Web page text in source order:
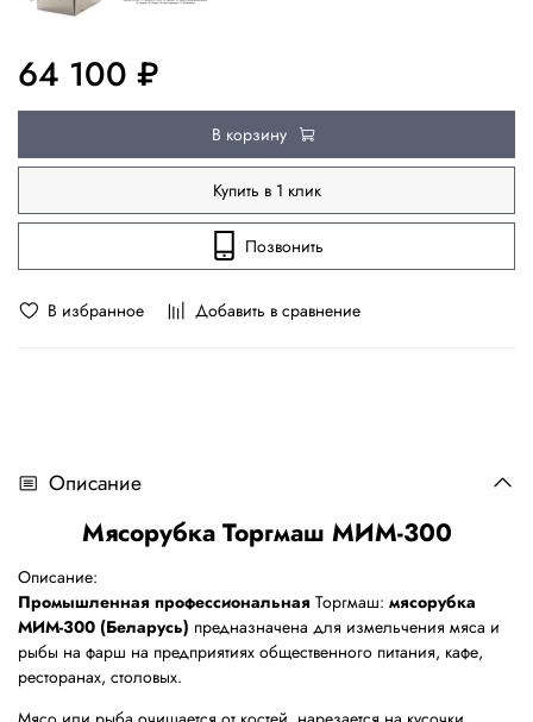
В избранное Добавить в сравнение
64 100 ₽
В корзину
Купить в 1 клик
Позвонить
Описание
Мясорубка Торгмаш МИМ-300
Описание:
Промышленная профессиональная Торгмаш: мясорубка
МИМ-300 (Беларусь) предназначена для измельчения мяса и
рыбы на фарш на предприятиях общественного питания, кафе,
ресторанах, столовых.